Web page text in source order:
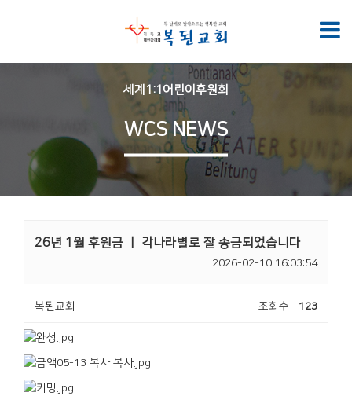
세계1:1어린이후원회
WCS NEWS
26년 1월 후원금 ㅣ 각나라별로 잘 송금되었습니다
2026-02-10 16:03:54
복된교회 조회수 123